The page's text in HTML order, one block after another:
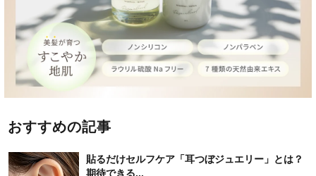
おすすめの記事
貼るだけセルフケア「耳つぼジュエリー」とは？
期待できる...